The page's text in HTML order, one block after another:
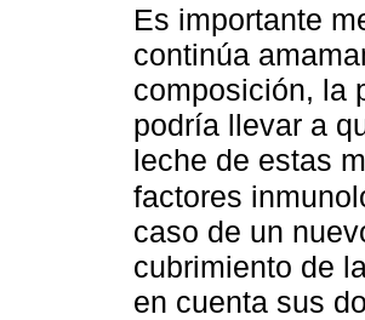
Es importante
continúa
composición, la
podría llevar a
leche de estas
factores
caso de un
cubrimiento de
en cuenta sus